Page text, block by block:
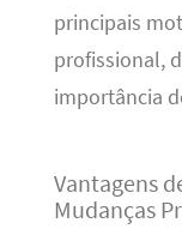
principais
profissional,
importância
Vantagens
Mudanças